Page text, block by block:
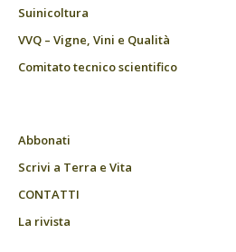
Suinicoltura
VVQ – Vigne, Vini e Qualità
Comitato tecnico scientifico
Abbonati
Scrivi a Terra e Vita
CONTATTI
La rivista